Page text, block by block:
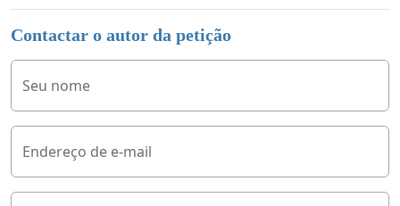
Contactar o autor da petição
Seu nome
Endereço de e-mail